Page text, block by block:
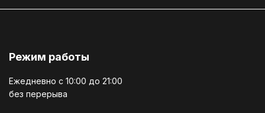
Режим работы
Ежедневно c 10:00 до 21:00
без перерыва